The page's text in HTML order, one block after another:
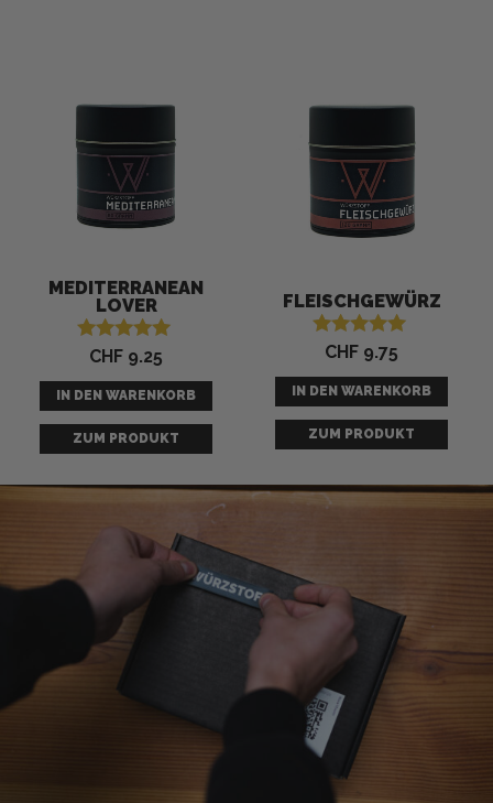
MEDITERRANEAN
LOVER
Bewertet mit
von 5
CHF 9.25
IN DEN WARENKORB
ZUM PRODUKT
FLEISCHGEWÜRZ
Bewertet mit
von 5
CHF 9.75
IN DEN WARENKORB
ZUM PRODUKT